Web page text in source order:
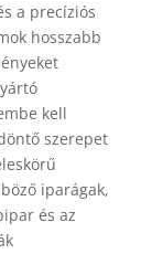
a precíziós
hosszabb
kell
szerepet
iparágak,
és az